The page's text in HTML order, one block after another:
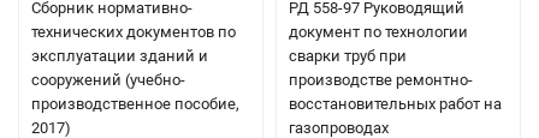
Сборник нормативно-
технических документов по
эксплуатации зданий и
сооружений (учебно-
производственное пособие,
2017)
РД 558-97 Руководящий
документ по технологии
сварки труб при
производстве ремонтно-
восстановительных работ на
газопроводах